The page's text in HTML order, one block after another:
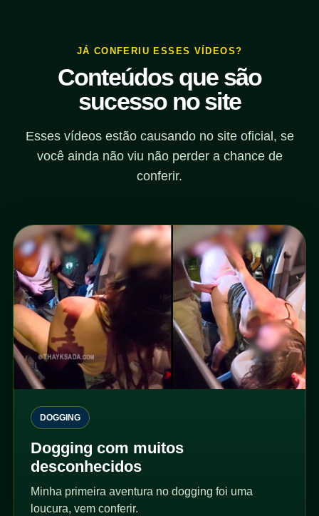
JÁ CONFERIU ESSES VÍDEOS?
Conteúdos que são
sucesso no site
Esses vídeos estão causando no site oficial, se
você ainda não viu não perder a chance de
conferir.
DOGGING
Dogging com muitos
desconhecidos
Minha primeira aventura no dogging foi uma
loucura, vem conferir.